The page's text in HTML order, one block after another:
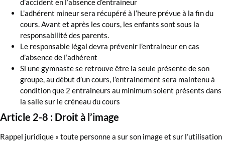
d’accident en l’absence d’entraineur
L’adhérent mineur sera récupéré à l’heure prévue à la fin du
cours. Avant et après les cours, les enfants sont sous la
responsabilité des parents.
Le responsable légal devra prévenir l’entraineur en cas
d’absence de l’adhérent
Si une gymnaste se retrouve être la seule présente de son
groupe, au début d’un cours, l’entrainement sera maintenu à
condition que 2 entraineurs au minimum soient présents dans
la salle sur le créneau du cours
Article 2-8 : Droit à l’image
Rappel juridique « toute personne a sur son image et sur l’utilisation